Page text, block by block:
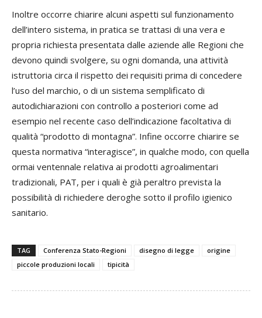
Inoltre occorre chiarire alcuni aspetti sul funzionamento
dell’intero sistema, in pratica se trattasi di una vera e
propria richiesta presentata dalle aziende alle Regioni che
devono quindi svolgere, su ogni domanda, una attività
istruttoria circa il rispetto dei requisiti prima di concedere
l’uso del marchio, o di un sistema semplificato di
autodichiarazioni con controllo a posteriori come ad
esempio nel recente caso dell’indicazione facoltativa di
qualità “prodotto di montagna”. Infine occorre chiarire se
questa normativa “interagisce”, in qualche modo, con quella
ormai ventennale relativa ai prodotti agroalimentari
tradizionali, PAT, per i quali è già peraltro prevista la
possibilità di richiedere deroghe sotto il profilo igienico
sanitario.
TAG Conferenza Stato-Regioni disegno di legge
origine
piccole produzioni locali
tipicità